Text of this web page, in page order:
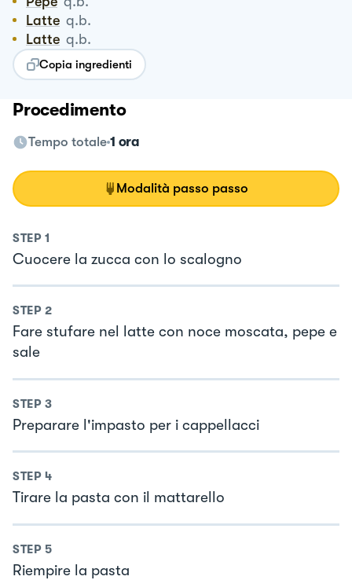
Latte q.b.
Latte q.b.
Copia ingredienti
Procedimento
Tempo totale 1 ora
Modalità passo passo
STEP 1
Cuocere la zucca con lo scalogno
STEP 2
Fare stufare nel latte con noce moscata, pepe e
sale
STEP 3
Preparare l'impasto per i cappellacci
STEP 4
Tirare la pasta con il mattarello
STEP 5
Riempire la pasta